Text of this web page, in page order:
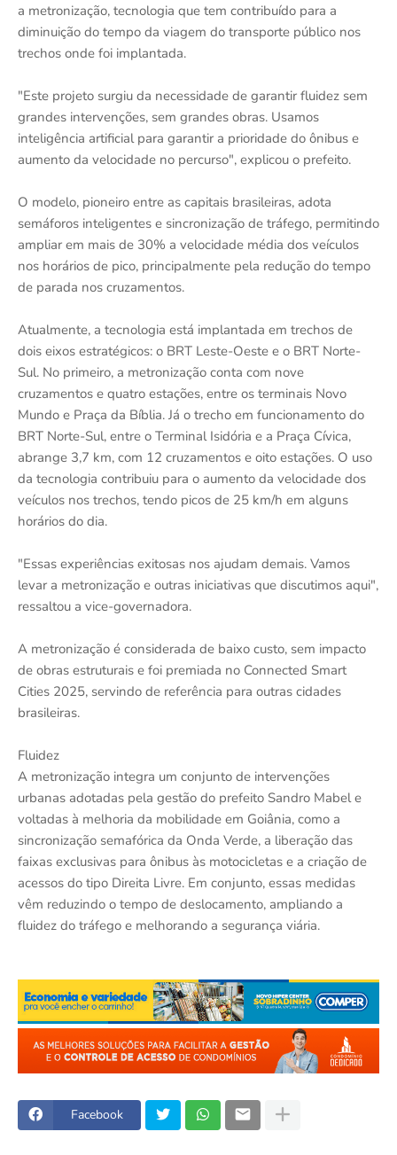
a metronização, tecnologia que tem contribuído para a
diminuição do tempo da viagem do transporte público nos
trechos onde foi implantada.
"Este projeto surgiu da necessidade de garantir fluidez sem
grandes intervenções, sem grandes obras. Usamos
inteligência artificial para garantir a prioridade do ônibus e
aumento da velocidade no percurso", explicou o prefeito.
O modelo, pioneiro entre as capitais brasileiras, adota
semáforos inteligentes e sincronização de tráfego, permitindo
ampliar em mais de 30% a velocidade média dos veículos
nos horários de pico, principalmente pela redução do tempo
de parada nos cruzamentos.
Atualmente, a tecnologia está implantada em trechos de
dois eixos estratégicos: o BRT Leste-Oeste e o BRT Norte-
Sul. No primeiro, a metronização conta com nove
cruzamentos e quatro estações, entre os terminais Novo
Mundo e Praça da Bíblia. Já o trecho em funcionamento do
BRT Norte-Sul, entre o Terminal Isidória e a Praça Cívica,
abrange 3,7 km, com 12 cruzamentos e oito estações. O uso
da tecnologia contribuiu para o aumento da velocidade dos
veículos nos trechos, tendo picos de 25 km/h em alguns
horários do dia.
"Essas experiências exitosas nos ajudam demais. Vamos
levar a metronização e outras iniciativas que discutimos aqui",
ressaltou a vice-governadora.
A metronização é considerada de baixo custo, sem impacto
de obras estruturais e foi premiada no Connected Smart
Cities 2025, servindo de referência para outras cidades
brasileiras.
Fluidez
A metronização integra um conjunto de intervenções
urbanas adotadas pela gestão do prefeito Sandro Mabel e
voltadas à melhoria da mobilidade em Goiânia, como a
sincronização semafórica da Onda Verde, a liberação das
faixas exclusivas para ônibus às motocicletas e a criação de
acessos do tipo Direita Livre. Em conjunto, essas medidas
vêm reduzindo o tempo de deslocamento, ampliando a
fluidez do tráfego e melhorando a segurança viária.
Facebook